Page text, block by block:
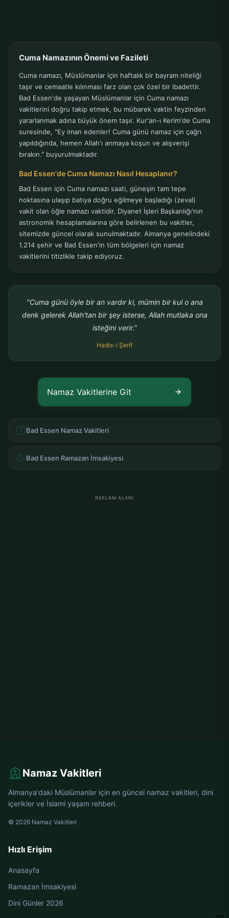
Cuma Namazının Önemi ve Fazileti
Cuma namazı, Müslümanlar için haftalık bir bayram niteliği
taşır ve cemaatle kılınması farz olan çok özel bir ibadettir.
Bad Essen'de yaşayan Müslümanlar için Cuma namazı
vakitlerini doğru takip etmek, bu mübarek vaktin feyzinden
yararlanmak adına büyük önem taşır. Kur'an-ı Kerim'de Cuma
suresinde, "Ey iman edenler! Cuma günü namaz için çağrı
yapıldığında, hemen Allah'ı anmaya koşun ve alışverişi
bırakın." buyurulmaktadır.
Bad Essen'de Cuma Namazı Nasıl Hesaplanır?
Bad Essen için Cuma namazı saati, güneşin tam tepe
noktasına ulaşıp batıya doğru eğilmeye başladığı (zeval)
vakit olan öğle namazı vaktidir. Diyanet İşleri Başkanlığı'nın
astronomik hesaplamalarına göre belirlenen bu vakitler,
sitemizde güncel olarak sunulmaktadır. Almanya genelindeki
1.214 şehir ve Bad Essen'in tüm bölgeleri için namaz
vakitlerini titizlikle takip ediyoruz.
"Cuma günü öyle bir an vardır ki, mümin bir kul o ana
denk gelerek Allah'tan bir şey isterse, Allah mutlaka ona
isteğini verir."
Hadis-i Şerif
Namaz Vakitlerine Git
Bad Essen Namaz Vakitleri
Bad Essen Ramazan İmsakiyesi
REKLAM ALANI
Namaz Vakitleri
Almanya'daki Müslümanlar için en güncel namaz vakitleri, dini
içerikler ve İslami yaşam rehberi.
© 2026 Namaz Vakitleri
Hızlı Erişim
Anasayfa
Ramazan İmsakiyesi
Dini Günler 2026